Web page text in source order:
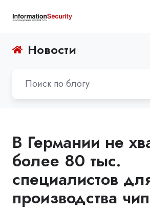
Новости
В Германии не
более 80 тыс.
специалистов
производства